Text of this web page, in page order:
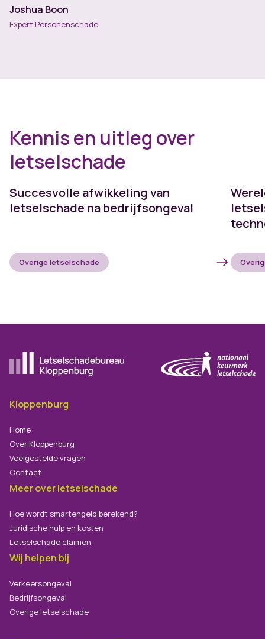
Joshua Boon
Expert Personenschade
Kennis en uitleg over
letselschade
Succesvolle afwikkeling van
letselschade na bedrijfsongeval
Overige letselschade
Kloppenburg
Home
Over Kloppenburg
Veelgestelde vragen
Contact
Meer over letselschade
Hoe wordt smartengeld berekend?
Juridische hulp en kosten
Letselschade claimen
Wij helpen bij
Verkeersongeval
Bedrijfsongeval
Overige letselschade